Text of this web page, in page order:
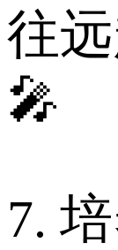
往远
🎤
7.